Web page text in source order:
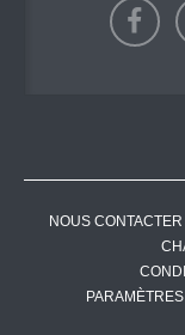
NOUS CONTACTER